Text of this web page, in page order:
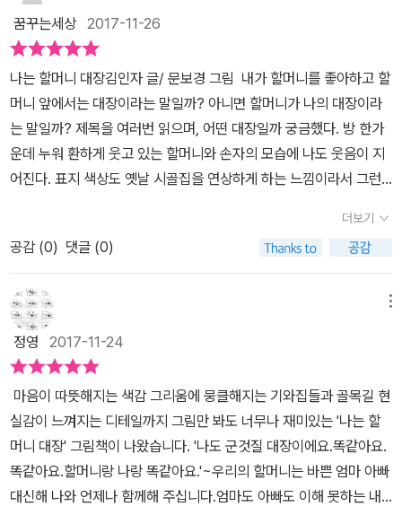
집 대장이에요.' 라는 말과 함께 ' 나도 우리 집 대장이에요. 똑같아요.
똑같아요. 할머니랑 나랑 똑같아요.' 라는 짧지만 공감되는 그림과 추
억을 불러 일으켜준다. 할머니와 나와의 친밀함을 높여주는 각 각의
이야기를 짧지만 부드럽게 이야기는 전달해 주는 것 뿐만 아니라, 읽
어주는 엄마, 아빠의 추억을 아이와 함께 공유하게 만드는 책이다.책
읽기를 남편에게 '책하나만 읽어주세요~' 라는 부탁을 하고, 이틀 뒤
에 다시 아이와 함께 읽다보니, 아이는 아빠와 함께한 책읽기가 기억
이 나서,아빠의 어린시절의 추억을 조금씩 이야기 하는 모습에 놀라
움을 감출 수가 없었다. '아냐, 이건 거실에서 할머니랑 있는 그림이
함께 나에게 이야기해주는 모습에 '그림책이 아이에게 나의 추억도
전해지는 구나'하고 가슴을 뭉클하게 만들어준다. 처음에는 단순히
'나는 할머니대장'과 '친할머니 외할머니' 와 같은 내용이 아닐까? 하
는 생각에서 시작을 했는데, 작가님의 책을 보면 볼수록 '아니, 아니야
~ 더 찾아봐' 라고 이야기하는 것만 같다. 책을 읽는 독자로써 곳곳에
숨겨져 있는 디테일함을 맛보기 바라며, 가족과 함께 어린시절의 이
야기를 도란도란 나누면서 색다른 경험을 느껴보길 바란다. 가족의
의미를 되세기는 기분도 들고, 어른 동화책을 득템한 기분에 오늘도
웃으며 잠이 든다.
꿈꾸는세상2017-11-26
나는 할머니 대장김인자 글/ 문보경 그림 내가 할머니를 좋아하고 할
머니 앞에서는 대장이라는 말일까? 아니면 할머니가 나의 대장이라
는 말일까? 제목을 여러번 읽으며, 어떤 대장일까 궁금했다. 방 한가
운데 누워 환하게 웃고 있는 할머니와 손자의 모습에 나도 웃음이 지
어진다. 표지 색상도 옛날 시골집을 연상하게 하는 느낌이라서 그런
자 선생님은 할머니에 대한 책을 이전에도 쓰셨다. 그때도 느낀 부분
이지만 할머니와 추억이 많으신 분이것 같다. 본인의 추억뿐만 아니
라 사람들이 가지고 있는 할머니에 대한 추억을 불러일으킬 수 있는
이야기를 풀어주신다. 그러면서 그 이야기를 듣는 사람들의 마음을
따뜻하게 해 준다. 거기에 문보경 선생님의 그림이 더해져서 따뜻함
을 더해준다.난 할머니에 대한 기억이 거의 없다. 내가 태어났을 때에
는 외할머니만 계셨고, 연세가 아주 많으셔서 함께하기가 쉽지 않았
다. 멀리 살다보니, 명절에만 잠깐 보는 것이 다였다. 무언가를 함께한
기억은, 추억은 없다. 하지만 나를 바라보던 그 눈빛은 기억한다. 주름
이 자글한 얼굴에 작은 눈. 그 눈이 보여주는 인자하고 따뜻함. 사랑을
가득담은 그 눈빛을 기억한다. 나는 할머니 대장이 아니지만 이 책을
읽으며, 다시 그때로 돌아간다면 할머니 대장이 될 수 있을까 생각해
더보기
공감 (0) 댓글 (0)
정영 2017-11-24
마음이 따뜻해지는 색감 그리움에 뭉클해지는 기와집들과 골목길 현
실감이 느껴지는 디테일까지 그림만 봐도 너무나 재미있는 '나는 할
머니 대장' 그림책이 나왔습니다. '나도 군것질 대장이에요.똑같아요.
똑같아요.할머니랑 나랑 똑같아요.'~우리의 할머니는 바쁜 엄마 아빠
대신해 나와 언제나 함께해 주십니다.엄마도 아빠도 이해 못하는 내